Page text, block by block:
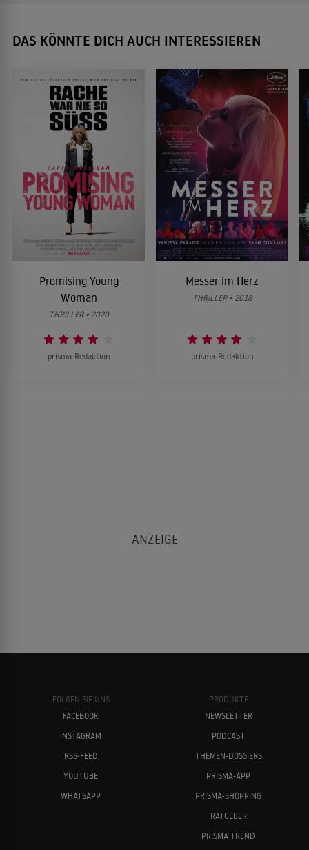
DAS KÖNNTE DICH AUCH INTERESSIEREN
Promising Young
Woman
THRILLER • 2020
prisma-Redaktion
Messer im Herz
THRILLER • 2018
prisma-Redaktion
FOLGEN SIE UNS
FACEBOOK
INSTAGRAM
RSS-FEED
YOUTUBE
WHATSAPP
PRODUKTE
NEWSLETTER
PODCAST
THEMEN-DOSSIERS
PRISMA-APP
PRISMA-SHOPPING
RATGEBER
PRISMA TREND